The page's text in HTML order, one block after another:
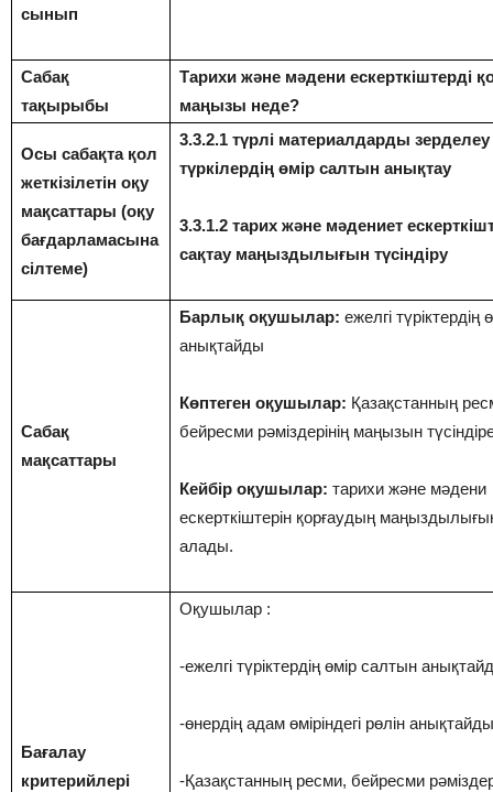
сынып
Сабақ
тақырыбы
Тарихи және мәдени ескерткіштерді
маңызы неде?
Осы сабақта қол
жеткізілетін оқу
мақсаттары (оқу
бағдарламасына
сілтеме)
3.3.2.1 түрлі материалдарды
түркілердің өмір салтын анықтау
3.3.1.2 тарих және мәдениет
сақтау маңыздылығын түсіндіру
Сабақ
мақсаттары
Барлық оқушылар: ежелгі түріктердің
анықтайды
Көптеген оқушылар: Қазақстанның
бейресми рәміздерінің маңызын
Кейбір оқушылар: тарихи және мәдени
ескерткіштерін қорғаудың
алады.
Бағалау
критерийлері
Оқушылар :
-ежелгі түріктердің өмір салтын
-өнердің адам өміріндегі рөлін анықтайды
-Қазақстанның ресми, бейресми